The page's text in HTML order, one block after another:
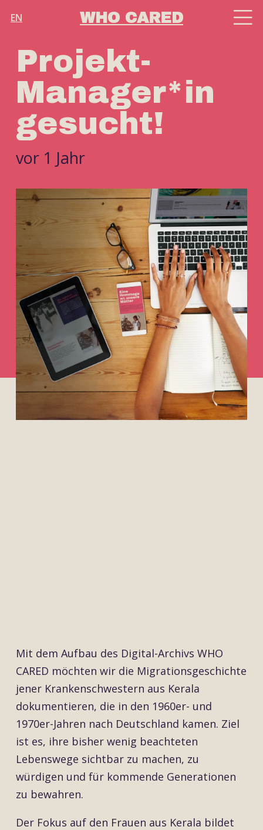
EN WHO CARED
Projekt-
Manager*in
gesucht!
vor 1 Jahr
Mit dem Aufbau des Digital-Archivs WHO
CARED möchten wir die Migrationsgeschichte
jener Krankenschwestern aus Kerala
dokumentieren, die in den 1960er- und
1970er-Jahren nach Deutschland kamen. Ziel
ist es, ihre bisher wenig beachteten
Lebenswege sichtbar zu machen, zu
würdigen und für kommende Generationen
zu bewahren.
Der Fokus auf den Frauen aus Kerala bildet